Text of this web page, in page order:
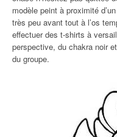
modèle peint à proximité
très peu avant tout à l’os
effectuer des t-shirts à
perspective, du chakra noir
du groupe.